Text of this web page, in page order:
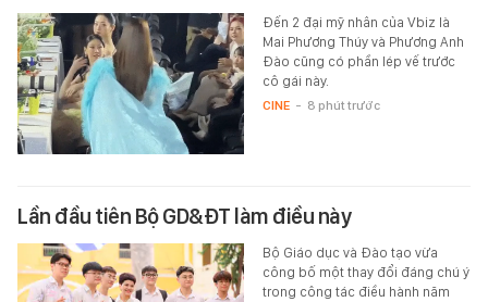
Đến 2 đại mỹ nhân của Vbiz là
Mai Phương Thúy và Phương Anh
Đào cũng có phần lép vế trước
cô gái này.
CINE - 8 phút trước
Lần đầu tiên Bộ GD&ĐT làm điều này
Bộ Giáo dục và Đào tạo vừa
công bố một thay đổi đáng chú ý
trong công tác điều hành năm